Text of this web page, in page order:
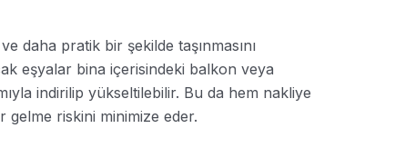
daha pratik bir şekilde taşınmasını
eşyalar bina içerisindeki balkon veya
indirilip yükseltilebilir. Bu da hem nakliye
gelme riskini minimize eder.